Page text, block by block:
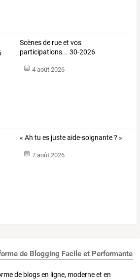
Scènes de rue et vos
participations... 30-2026
4 août 2026
« Ah tu es juste aide-soignante ? »
7 août 2026
de Blogging Facile et Performante
de blogs en ligne, moderne et en